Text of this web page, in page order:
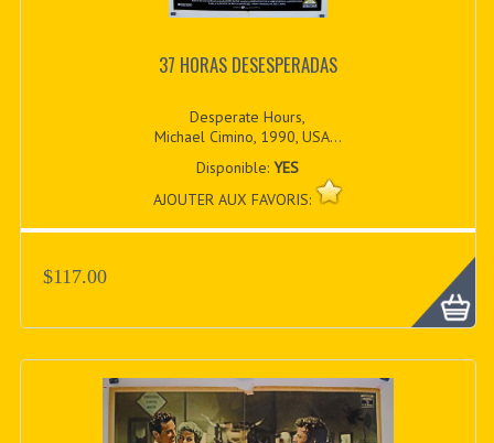
37 HORAS DESESPERADAS
Desperate Hours,
Michael Cimino, 1990, USA...
Disponible:YES
AJOUTER AUX FAVORIS:
$117.00